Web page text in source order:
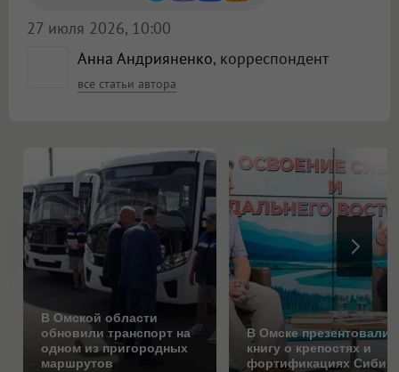
Анна Андрияненко, корреспондент
все статьи автора
27 июля 2026, 10:00
В Омской области
обновили транспорт на
одном из пригородных
маршрутов
В Омске презентовали
книгу о крепостях и
фортификациях